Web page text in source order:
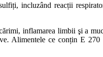
incluzând reacții
inflamarea limbii şi a
Alimentele ce conțin E